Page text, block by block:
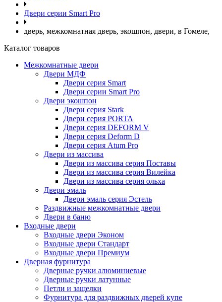
Двери серии Smart Pro
дверь, межкомнатная дверь, экошпон, двери, в Гомеле,
Каталог товаров
Межкомнатные двери
Двери МДФ
Двери серия Smart
Двери серии Smart Pro
Двери экошпон
Двери серия Stark
Двери серия PORTA
Двери серия DEFORM V
Двери серия Deform D
Двери серия Atum Pro
Двери из массива
Двери из массива серия Поставы
Двери из массива серия Вилейка
Двери из массива серия ольха
Двери эмаль
Двери эмаль серия Эстель
Раздвижные межкомнатные двери
Двери в баню
Входные двери
Входные двери Эконом
Входные двери Стандарт
Входные двери Премиум
Дверная фурнитура
Дверные ручки алюминиевые
Дверные ручки латунные
Петли и защелки
Фурнитура для раздвижных дверей купе